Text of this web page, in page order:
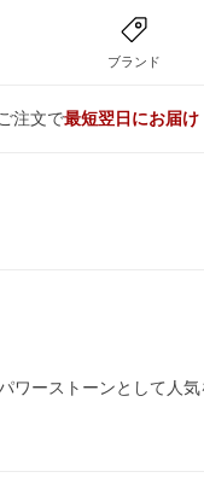
ブランド
注文で最短翌日にお届け
ーストーンとして人気